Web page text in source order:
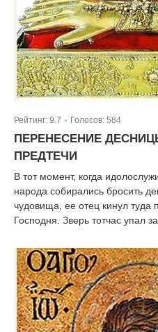
Рейтинг: 9.7 Голосов: 584
ПЕРЕНЕСЕНИЕ
ПРЕДТЕЧИ
В тот момент, когда
народа собирались бросить
чудовища, ее отец кинул туда
Господня. Зверь тотчас упал